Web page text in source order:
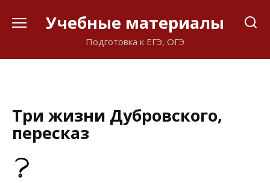
Учебные материалы
Подготовка к ЕГЭ, ОГЭ
Три жизни Дубровского,
пересказ